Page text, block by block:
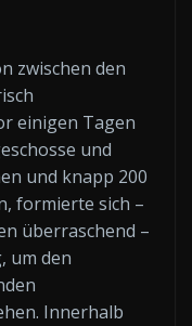
zwischen den
einigen Tagen
und
und knapp 200
formierte sich –
überraschend –
um den
Innerhalb